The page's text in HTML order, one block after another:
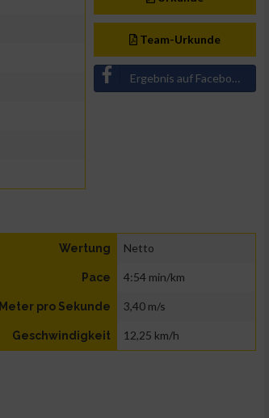
Team-Urkunde
Ergebnis auf Facebook teilen
Wertung Netto
Pace 4:54 min/km
Meter pro Sekunde 3,40 m/s
Geschwindigkeit 12,25 km/h